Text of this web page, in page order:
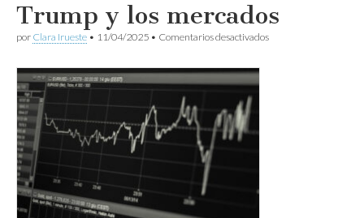
Trump y los mercados
por Clara Irueste • 11/04/2025 • Comentarios desactivadosen